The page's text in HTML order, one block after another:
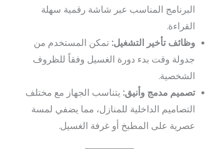
البرنامج المناسب عبر شاشة رقمية سهلة
القراءة.
وظائف تأخير التشغيل: تمكن المستخدم من
جدولة وقت بدء دورة الغسيل وفقاً للظروف
الشخصية.
تصميم مدمج وأنيق: يتناسب الجهاز مع مختلف
التصاميم الداخلية للمنازل، مما يضفي لمسة
عصرية على المطبخ أو غرفة الغسيل.